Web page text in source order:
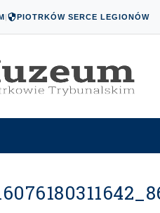
| PIOTRKÓW SERCE LEGIONÓW